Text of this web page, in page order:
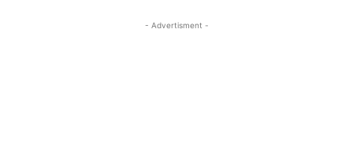
- Advertisment -